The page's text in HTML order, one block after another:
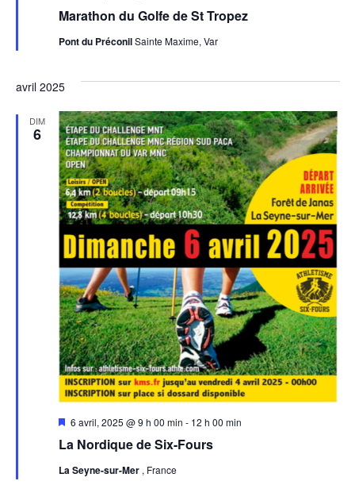
Marathon du Golfe de St Tropez
avant
Pont du PréconilSainte Maxime, Var
avril 2025
DIM
6
La Nordique de Six-Fours
Mis
avant
6 avril, 2025 @ 9 h 00 min - 12 h 00 min
La Seyne-sur-Mer , France